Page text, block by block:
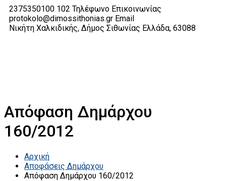
2375350100 102 Τηλέφωνο Επικοινωνίας
protokolo@dimossithonias.gr Email
Νικήτη Χαλκιδικής, Δήμος Σιθωνίας Ελλάδα, 63088
Απόφαση Δημάρχου
160/2012
Αρχική
Αποφάσεις Δημάρχου
Απόφαση Δημάρχου 160/2012